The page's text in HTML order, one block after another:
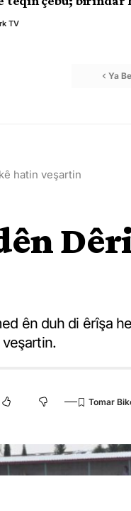
TV
Ya
hatin veşartin
ên duh di êrîşa